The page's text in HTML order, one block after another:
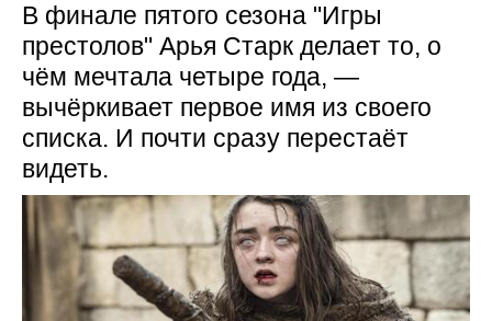
В финале пятого сезона "Игры
престолов" Арья Старк делает то, о
чём мечтала четыре года, —
вычёркивает первое имя из своего
списка. И почти сразу перестаёт
видеть.